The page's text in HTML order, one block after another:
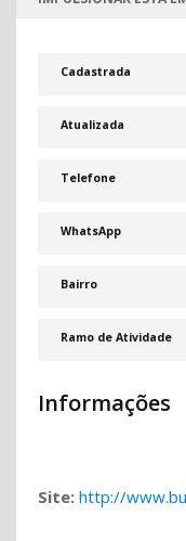
Cadastrada
Atualizada
Telefone
WhatsApp
Bairro
Ramo de Atividade
Informações
Site: http://